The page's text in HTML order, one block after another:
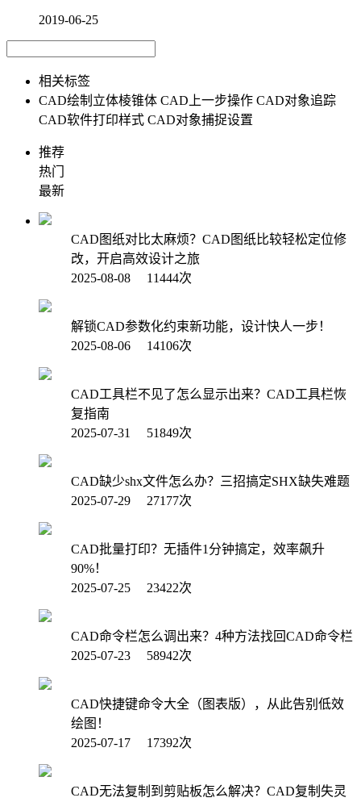
2019-06-25
相关标签
CAD绘制立体棱锥体 CAD上一步操作 CAD对象追踪
CAD软件打印样式 CAD对象捕捉设置
推荐
热门
最新
CAD图纸对比太麻烦？CAD图纸比较轻松定位修
改，开启高效设计之旅
2025-08-08 11444次
解锁CAD参数化约束新功能，设计快人一步！
2025-08-06 14106次
CAD工具栏不见了怎么显示出来？CAD工具栏恢
复指南
2025-07-31 51849次
CAD缺少shx文件怎么办？三招搞定SHX缺失难题
2025-07-29 27177次
CAD批量打印？无插件1分钟搞定，效率飙升
90%！
2025-07-25 23422次
CAD命令栏怎么调出来？4种方法找回CAD命令栏
2025-07-23 58942次
CAD快捷键命令大全（图表版），从此告别低效
绘图！
2025-07-17 17392次
CAD无法复制到剪贴板怎么解决？CAD复制失灵